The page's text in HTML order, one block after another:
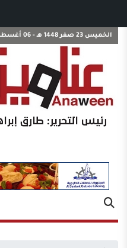
الخميس 23 صفر 1448 هـ - 06 أغسطس 2026 م